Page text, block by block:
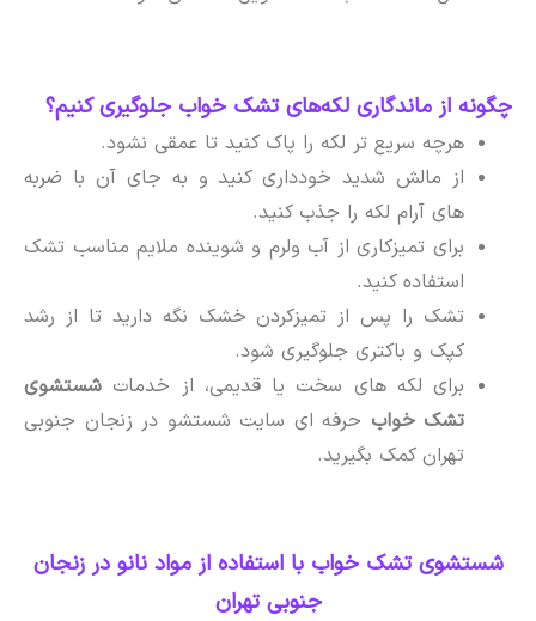
چگونه از ماندگاری لکه‌های تشک خواب جلوگیری کنیم؟
هرچه سریع تر لکه را پاک کنید تا عمقی نشود.
از مالش شدید خودداری کنید و به جای آن با ضربه
های آرام لکه را جذب کنید.
برای تمیزکاری از آب ولرم و شوینده ملایم مناسب تشک
استفاده کنید.
تشک را پس از تمیزکردن خشک نگه دارید تا از رشد
کپک و باکتری جلوگیری شود.
برای لکه های سخت یا قدیمی، از خدمات شستشوی
تشک خوابحرفه ای سایت شستشو در زنجان جنوبی
تهران کمک بگیرید.
شستشوی تشک خواب با استفاده از مواد نانو در زنجان
جنوبی تهران